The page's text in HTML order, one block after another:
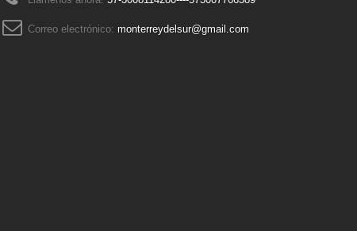
Correo electrónico: monterreydelsur@gmail.com